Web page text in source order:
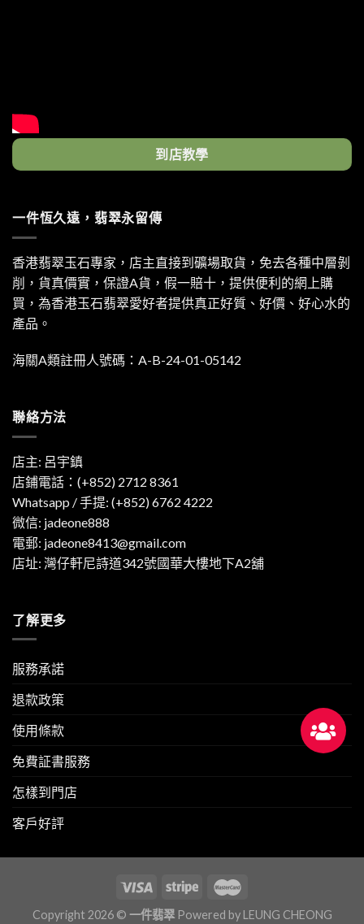
到店教學
一件恆久遠，翡翠永留傳
香港翡翠玉石專家，店主直接到礦場取貨，免去各種中層剝
削，貨真價實，保證A貨，假一賠十，提供便利的網上購
買，為香港玉石翡翠愛好者提供真正好質、好價、好心水的
產品。
海關A類註冊人號碼：A-B-24-01-05142
聯絡方法
店主: 呂宇鎮
店鋪電話：(+852) 2712 8361
Whatsapp / 手提: (+852) 6762 4222
微信: jadeone888
電郵: jadeone8413@gmail.com
店址: 灣仔軒尼詩道342號國華大樓地下A2舖
了解更多
服務承諾
退款政策
使用條款
免費証書服務
怎樣到門店
客戶好評
Copyright 2026 © 一件翡翠Powered by LEUNG CHEONG